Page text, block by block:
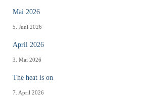
Mai 2026
5. Juni 2026
April 2026
3. Mai 2026
The heat is on
7. April 2026